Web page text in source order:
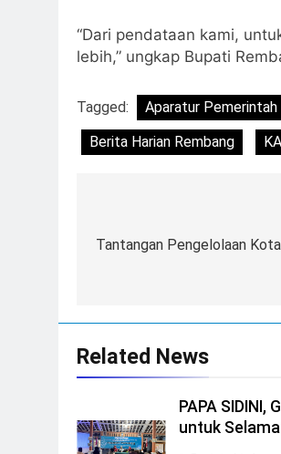
“Dari pendataan kami,
lebih,” ungkap Bupati
Tagged: Aparatur Pemerintah
Berita Harian Rembang
navigation
Tantangan Pengelolaan
Related News
PAPA SIDINI,
untuk